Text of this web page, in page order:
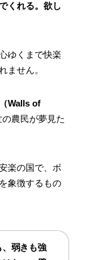
くれる。欲し
ゆくまで快楽
ません。
Walls of
農民が夢見た
楽の国で、ボ
を象徴するもの
、弱きも強